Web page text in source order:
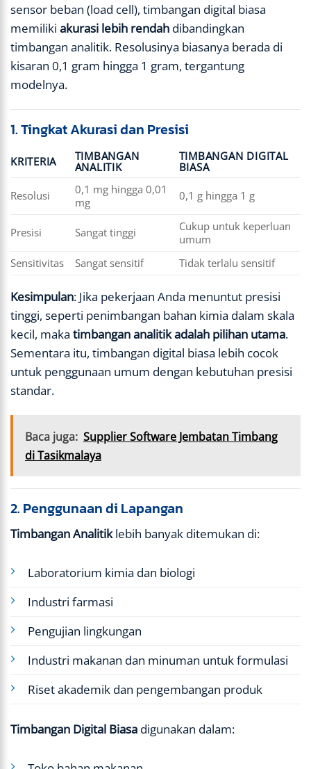
sensor beban (load cell), timbangan digital biasa
memiliki akurasi lebih rendah dibandingkan
timbangan analitik. Resolusinya biasanya berada di
kisaran 0,1 gram hingga 1 gram, tergantung
modelnya.
1. Tingkat Akurasi dan Presisi
KRITERIA
TIMBANGAN
ANALITIK
TIMBANGAN DIGITAL
BIASA
Resolusi
0,1 mg hingga 0,01
mg
0,1 g hingga 1 g
Presisi Sangat tinggi
Cukup untuk keperluan
umum
Sensitivitas
Sangat sensitif Tidak terlalu sensitif
Kesimpulan: Jika pekerjaan Anda menuntut presisi
tinggi, seperti penimbangan bahan kimia dalam skala
kecil, maka timbangan analitik adalah pilihan utama.
Sementara itu, timbangan digital biasa lebih cocok
untuk penggunaan umum dengan kebutuhan presisi
standar.
Baca juga: Supplier Software Jembatan Timbang
di Tasikmalaya
2. Penggunaan di Lapangan
Timbangan Analitiklebih banyak ditemukan di:
Laboratorium kimia dan biologi
Industri farmasi
Pengujian lingkungan
Industri makanan dan minuman untuk formulasi
Riset akademik dan pengembangan produk
Timbangan Digital Biasa digunakan dalam: